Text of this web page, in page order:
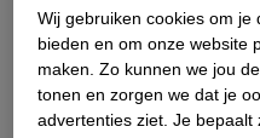
Stel je gezondheidsvraag
Ook in deze winkel
Wij gebruiken cookies om
bieden en om onze website
maken. Zo kunnen we jou
tonen en zorgen we dat je
advertenties ziet. Je bepaalt